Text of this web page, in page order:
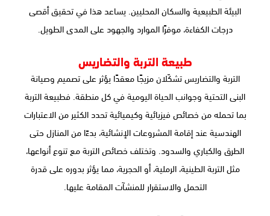
البيئة الطبيعية والسكان المحليين. يساعد هذا في تحقيق أقصى
درجات الكفاءة، موفرًا الموارد والجهود على المدى الطويل.
طبيعة التربة والتضاريس
التربة والتضاريس تشكّلان مزيجًا معقدًا يؤثر على تصميم وصيانة
البنى التحتية وجوانب الحياة اليومية في كل منطقة. فطبيعة التربة
بما تحمله من خصائص فيزيائية وكيميائية تحدد الكثير من الاعتبارات
الهندسية عند إقامة المشروعات الإنشائية، بدءًا من المنازل حتى
الطرق والكباري والسدود. وتختلف خصائص التربة مع تنوع أنواعها،
مثل التربة الطينية، الرملية، أو الحجرية، مما يؤثر بدوره على قدرة
التحمل والاستقرار للمنشآت المقامة عليها.